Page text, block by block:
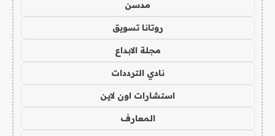
مدسن
روتانا تسويق
مجلة الابداع
نادي الترددات
استشارات اون لاين
المعارف